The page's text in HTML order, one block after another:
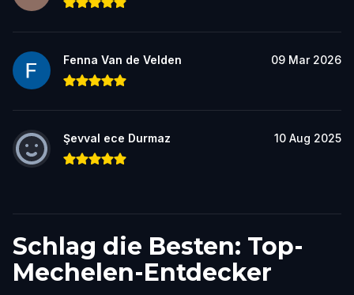
Fenna Van de Velden 09 Mar 2026
Şevval ece Durmaz 10 Aug 2025
Schlag die Besten: Top-
Mechelen-Entdecker